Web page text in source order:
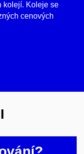
kolejí. Koleje se
cenových